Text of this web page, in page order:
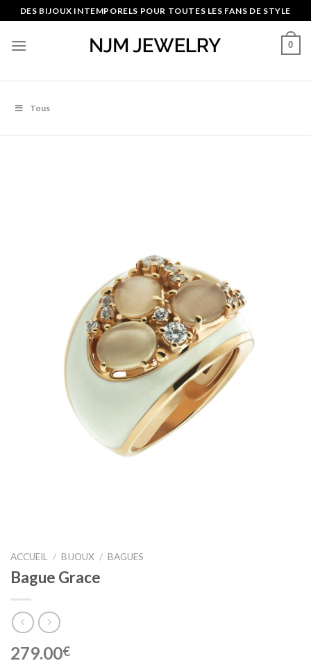
to
content
DES BIJOUX INTEMPORELS POUR TOUTES LES FANS DE STYLE
0
Tous
ACCUEIL / BIJOUX / BAGUES
Bague Grace
279.00€